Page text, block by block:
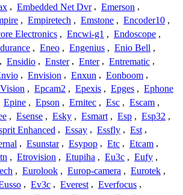
, Embedded Net Dvr , Emerson ,
, Empiretech , Emstone , Encoder10 ,
Electronics , Encwi-g1 , Endoscope ,
, Eneo , Engenius , Enio Bell ,
, Ensidio , Enster , Enter , Entrematic ,
, Envision , Enxun , Eonboom ,
, Epcam2 , Epexis , Epges , Ephone
Epine , Epson , Ernitec , Esc , Escam ,
, Esense , Esky , Esmart , Esp , Esp32 ,
Enhanced , Essay , Essfly , Est ,
, Esunstar , Esypop , Etc , Etcam ,
, Etrovision , Etupiha , Eu3c , Eufy ,
, Eurolook , Europ-camera , Eurotek ,
, Ev3c , Everest , Everfocus ,